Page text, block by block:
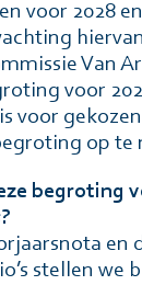
voor 2028
Van
voor
voor
op te
begroting
en
stellen we